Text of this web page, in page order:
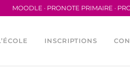
MOODLE · PRONOTE PRIMAIRE ·
INSCRIPTIONS